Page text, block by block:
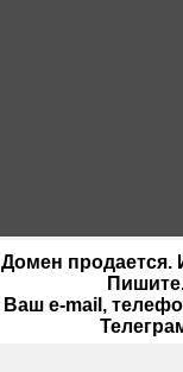
Домен продается.
Ваш e-mail,